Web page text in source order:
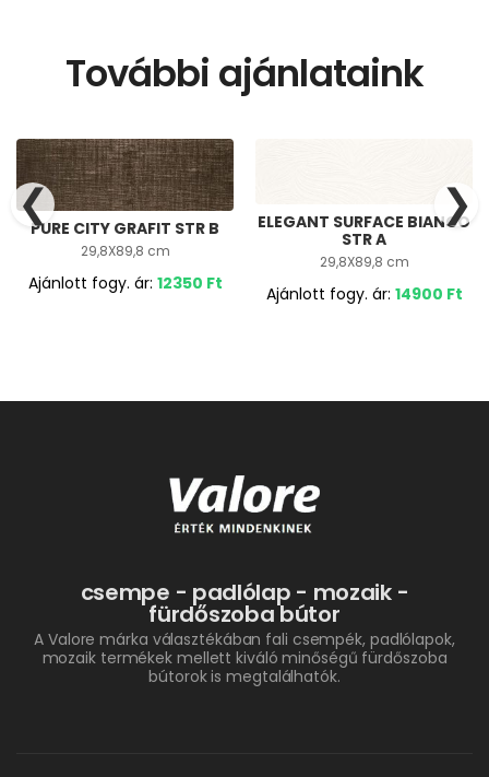
További ajánlataink
PURE CITY GRAFIT STR B
29,8X89,8 cm
Ajánlott fogy. ár: 12350 Ft
ELEGANT SURFACE BIANCO
STR A
29,8X89,8 cm
Ajánlott fogy. ár: 14900 Ft
❮ ❯
csempe - padlólap - mozaik -
fürdőszoba bútor
A Valore márka választékában fali csempék, padlólapok,
mozaik termékek mellett kiváló minőségű fürdőszoba
bútorok is megtalálhatók.